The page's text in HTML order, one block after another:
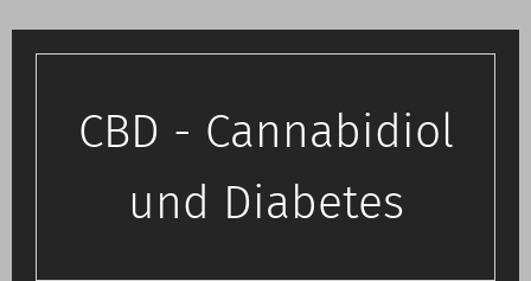
CBD - Cannabidiol
und Diabetes